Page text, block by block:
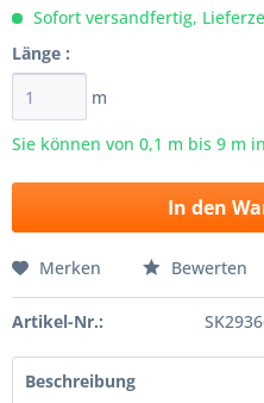
Sofort versandfertig,
Länge :
m
Sie können von 0,1 m bis 9 m
In den
Merken Bewerten
Artikel-Nr.:
Beschreibung